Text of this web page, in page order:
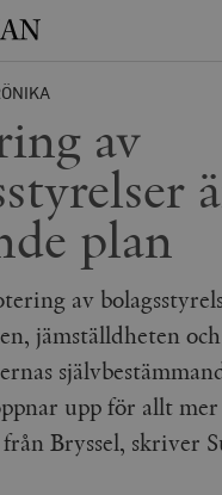
av
plan
av
jämställdheten och
upp för allt
Bryssel, skriver